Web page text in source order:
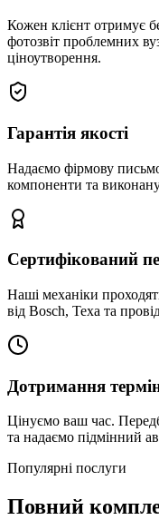
Кожен клієнт отримує
фотозвіт проблемних
ціноутворення.
Гарантія якості
Надаємо фірмову
компоненти та
Сертифікований
Наші механіки
від Bosch, Texa та
Дотримання
Цінуємо ваш час.
та надаємо підмінний
Популярні послуги
Повний